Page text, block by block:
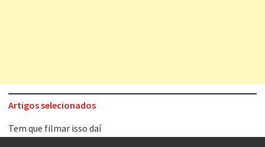
Artigos selecionados
Tem que filmar isso daí